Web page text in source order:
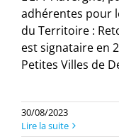
adhérentes pour
du Territoire :
est signataire en
Petites Villes de
30/08/2023
Lire la suite